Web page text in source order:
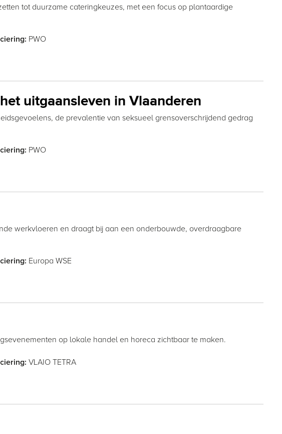
tot duurzame cateringkeuzes, met een focus op plantaardige
PWO
uitgaansleven in Vlaanderen
de prevalentie van seksueel grensoverschrijdend gedrag
PWO
werkvloeren en draagt bij aan een onderbouwde, overdraagbare
Europa WSE
op lokale handel en horeca zichtbaar te maken.
VLAIO TETRA